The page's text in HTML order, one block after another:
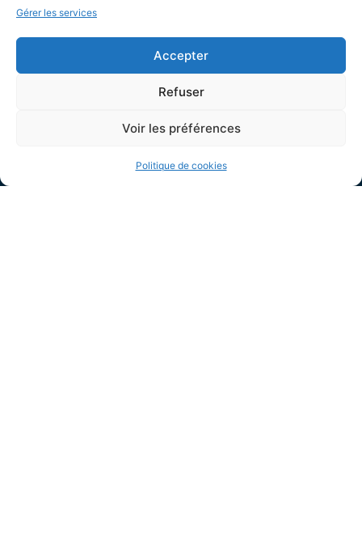
Gérer les services
Accepter
Refuser
Voir les préférences
Politique de cookies
MAIRIE D'ENSUÈS LA REDONNE
15 Avenue Général de Monsabert,
13820 Ensuès la Redonne
Contactez-nous !